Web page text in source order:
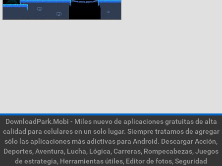
DownloadPark.Mobi - Miles nuevo de aplicaciones gratuitas de alta
calidad para celulares en un solo lugar. Siempre tratamos de agregar
sólo las aplicaciones más adictivas para Android. Descargar Acción,
Deportes, Aventura, Lucha, Lógica, Carreras, Rompecabezas, Juegos
de estrategia, Herramientas útiles, Editor de fotos, Seguridad